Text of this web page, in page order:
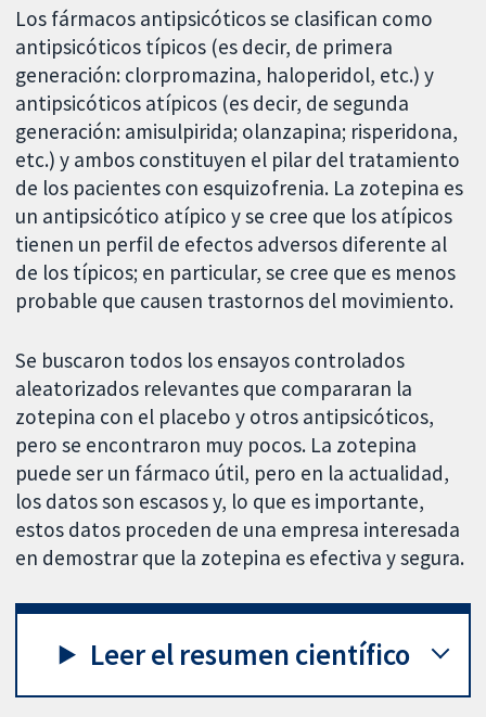
Los fármacos antipsicóticos se clasifican como
antipsicóticos típicos (es decir, de primera
generación: clorpromazina, haloperidol, etc.) y
antipsicóticos atípicos (es decir, de segunda
generación: amisulpirida; olanzapina; risperidona,
etc.) y ambos constituyen el pilar del tratamiento
de los pacientes con esquizofrenia. La zotepina es
un antipsicótico atípico y se cree que los atípicos
tienen un perfil de efectos adversos diferente al
de los típicos; en particular, se cree que es menos
probable que causen trastornos del movimiento.
Se buscaron todos los ensayos controlados
aleatorizados relevantes que compararan la
zotepina con el placebo y otros antipsicóticos,
pero se encontraron muy pocos. La zotepina
puede ser un fármaco útil, pero en la actualidad,
los datos son escasos y, lo que es importante,
estos datos proceden de una empresa interesada
en demostrar que la zotepina es efectiva y segura.
Leer el resumen científico